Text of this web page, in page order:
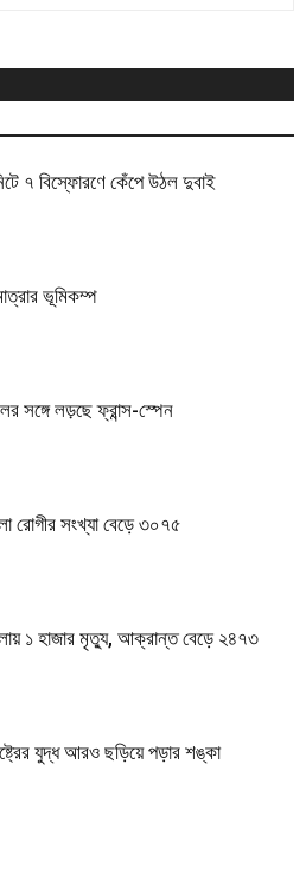
৭ বিস্ফোরণে কেঁপে উঠল দুবাই
ভূমিকম্প
সঙ্গে লড়ছে ফ্রান্স-স্পেন
রোগীর সংখ্যা বেড়ে ৩০৭৫
১ হাজার মৃত্যু, আক্রান্ত বেড়ে ২৪৭৩
যুদ্ধ আরও ছড়িয়ে পড়ার শঙ্কা